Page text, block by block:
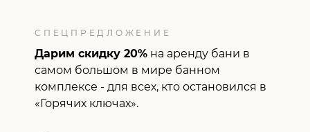
СПЕЦПРЕДЛОЖЕНИЕ
Дарим скидку 20% на аренду бани в
самом большом в мире банном
комплексе - для всех, кто остановился в
«Горячих ключах».